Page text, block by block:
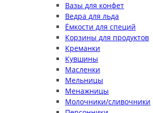
Вазы для конфет
Ведра для льда
Ёмкости для специй
Корзины для продуктов
Креманки
Кувшины
Масленки
Мельницы
Менажницы
Молочники/сливочники